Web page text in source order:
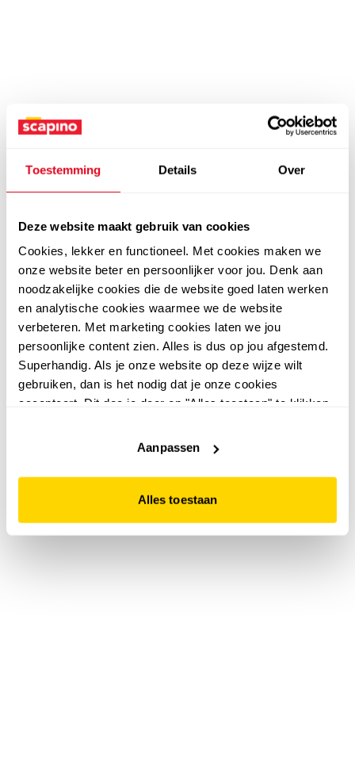
Toestemming Details Over
Deze website maakt gebruik van cookies
Cookies, lekker en functioneel. Met cookies maken we
onze website beter en persoonlijker voor jou. Denk aan
noodzakelijke cookies die de website goed laten werken
en analytische cookies waarmee we de website
verbeteren. Met marketing cookies laten we jou
persoonlijke content zien. Alles is dus op jou afgestemd.
Superhandig. Als je onze website op deze wijze wilt
gebruiken, dan is het nodig dat je onze cookies
accepteert. Dit doe je door op "Alles toestaan" te klikken.
website niet optimaal functioneert.
Aanpassen
Alles toestaan